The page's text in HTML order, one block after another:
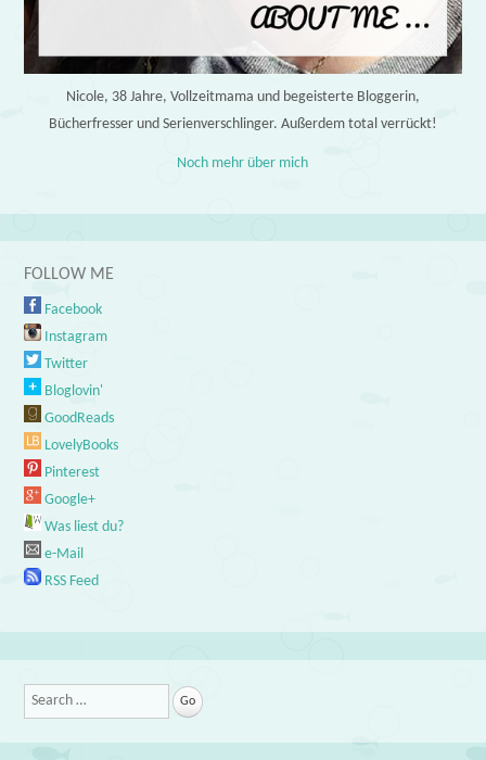
Nicole, 38 Jahre, Vollzeitmama und begeisterte Bloggerin,
Bücherfresser und Serienverschlinger. Außerdem total verrückt!
Noch mehr über mich
FOLLOW ME
Facebook
Instagram
Twitter
Bloglovin'
GoodReads
LovelyBooks
Pinterest
Google+
Was liest du?
e-Mail
RSS Feed
Search